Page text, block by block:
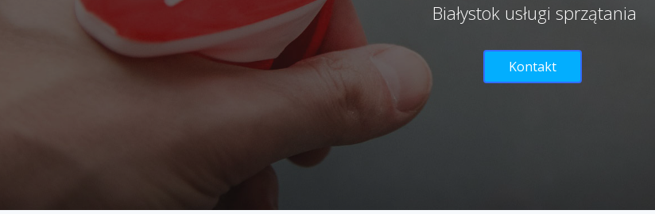
Białystok usługi sprzątania
Kontakt